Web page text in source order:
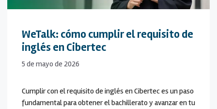
WeTalk: cómo cumplir el requisito de
inglés en Cibertec
5 de mayo de 2026
Cumplir con el requisito de inglés en Cibertec es un paso
fundamental para obtener el bachillerato y avanzar en tu